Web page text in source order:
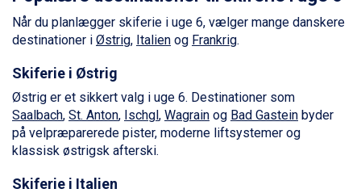
Arabba fra DKK 7.045
La Thuile fra DKK 4.595
Cervinia fra DKK 5.295
Bad Hofgastein fra DKK 5.495
Passo Tonale fra DKK 3.795
Saalbach fra DKK 5.945
Sölden fra DKK 8.445
Champoluc fra DKK 3.795
Sestriere fra DKK 4.395
Når du planlægger skiferie i uge 6, vælger mange danskere
destinationer i Østrig, Italien og Frankrig.
Skiferie i Østrig
Østrig er et sikkert valg i uge 6. Destinationer som
Saalbach, St. Anton, Ischgl, Wagrain og Bad Gastein byder
på velpræparerede pister, moderne liftsystemer og
klassisk østrigsk afterski.
Skiferie i Italien